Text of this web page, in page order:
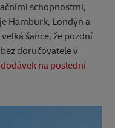
schopnostmi,
Hamburk, Londýn a
šance, že pozdní
doručovatele v
na poslední